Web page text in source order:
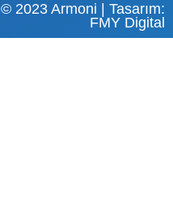
© 2023 Armoni | Tasarım:
FMY Digital